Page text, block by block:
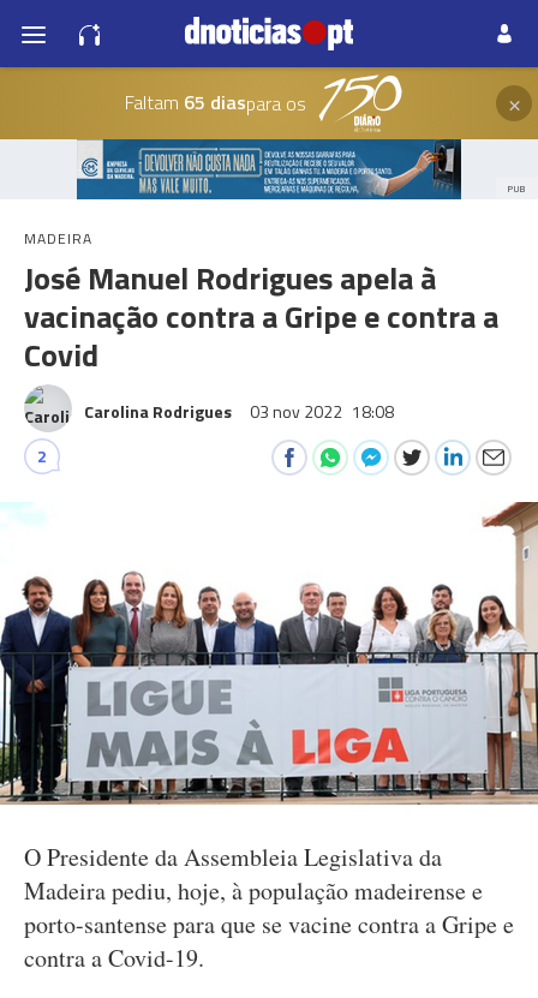
Faltam 65 diaspara os ×
PUB
MADEIRA
José Manuel Rodrigues apela à
vacinação contra a Gripe e contra a
Covid
Carolina Rodrigues 03 nov 2022 18:08
2
O Presidente da Assembleia Legislativa da
Madeira pediu, hoje, à população madeirense e
porto-santense para que se vacine contra a Gripe e
contra a Covid-19.